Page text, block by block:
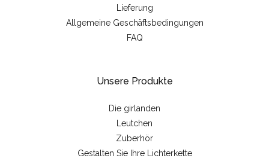
Lieferung
Allgemeine Geschäftsbedingungen
FAQ
Unsere Produkte
Die girlanden
Leutchen
Zuberhör
Gestalten Sie Ihre Lichterkette